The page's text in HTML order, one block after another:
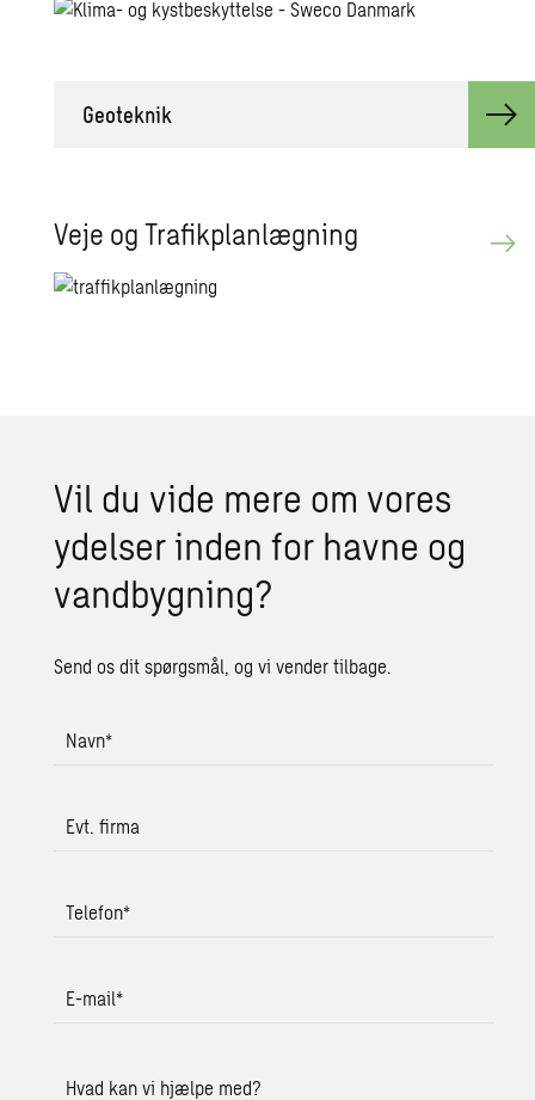
Geo­tek­nik
Veje og Tra­fik­plan­læg­ning
Vil du vide mere om vores
ydel­ser inden for havne og
vand­byg­ning?
Send os dit spørgsmål, og vi vender tilbage.
Navn*
Evt. firma
Telefon*
E-mail*
Hvad kan vi hjælpe med?